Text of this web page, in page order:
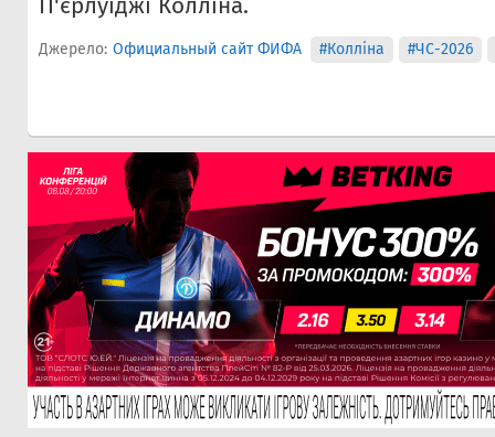
П'єрлуїджі Колліна.
Джерело: Официальный сайт ФИФА #Колліна #ЧС-2026